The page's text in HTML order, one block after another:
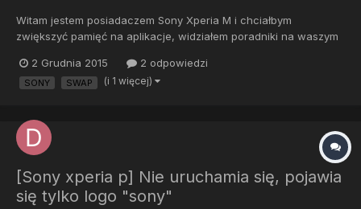
Witam jestem posiadaczem Sony Xperia M i chciałbym
zwiększyć pamięć na aplikacje, widziałem poradniki na waszym
wersje androida 4.3 jeśli ktoś wie jak to zrobić będę wdzięczny
za każdą poradę. Roota posiadam. Z góry dziękuje i pozdraw...
2 Grudnia 2015 2 odpowiedzi
SONY SWAP (i 1 więcej)
[Sony xperia p] Nie uruchamia się, pojawia
się tylko logo "sony"